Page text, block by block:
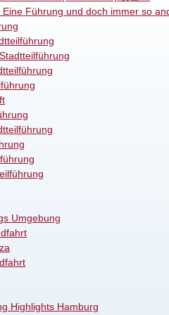
Führung und doch immer so
Umgebung
Highlights Hamburg